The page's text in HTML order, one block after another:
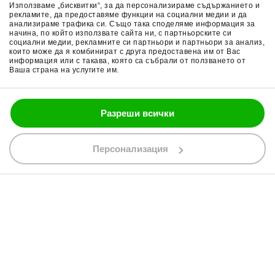
Използваме „бисквитки“, за да персонализираме съдържанието и
рекламите, да предоставяме функции на социални медии и да
анализираме трафика си. Също така споделяме информация за
начина, по който използвате сайта ни, с партньорските си
социални медии, рекламните си партньори и партньори за анализ,
които може да я комбинират с друга предоставена им от Вас
информация или с такава, която са събрали от ползването от
Ваша страна на услугите им.
Разреши всички
Персонализация
Общи условия
Поверителност
Политика за бисквитки
Раници за мотор
Ръкавици за мотор
Части за мотор
088 200 7002
shop@bobimx.com